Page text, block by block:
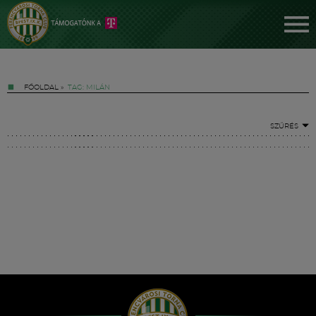
FŐOLDAL » TAG: MILÁN
SZŰRÉS
Hírek